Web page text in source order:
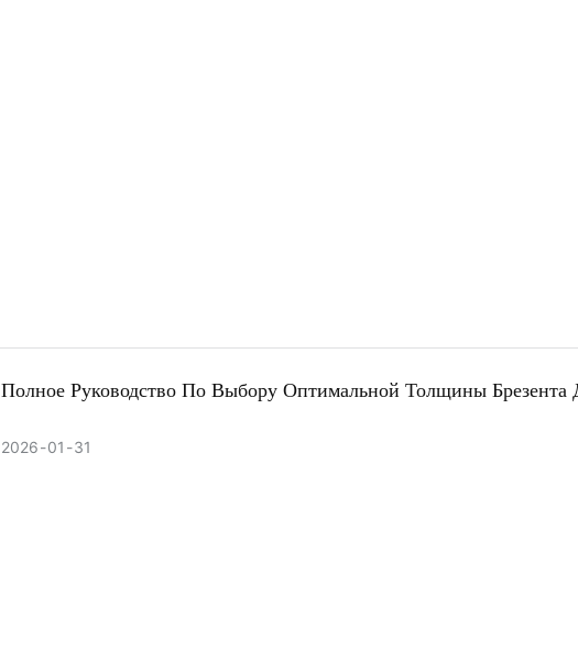
Полное Руководство По Выбору Оптимальной Толщины Брезента
2026 01 31